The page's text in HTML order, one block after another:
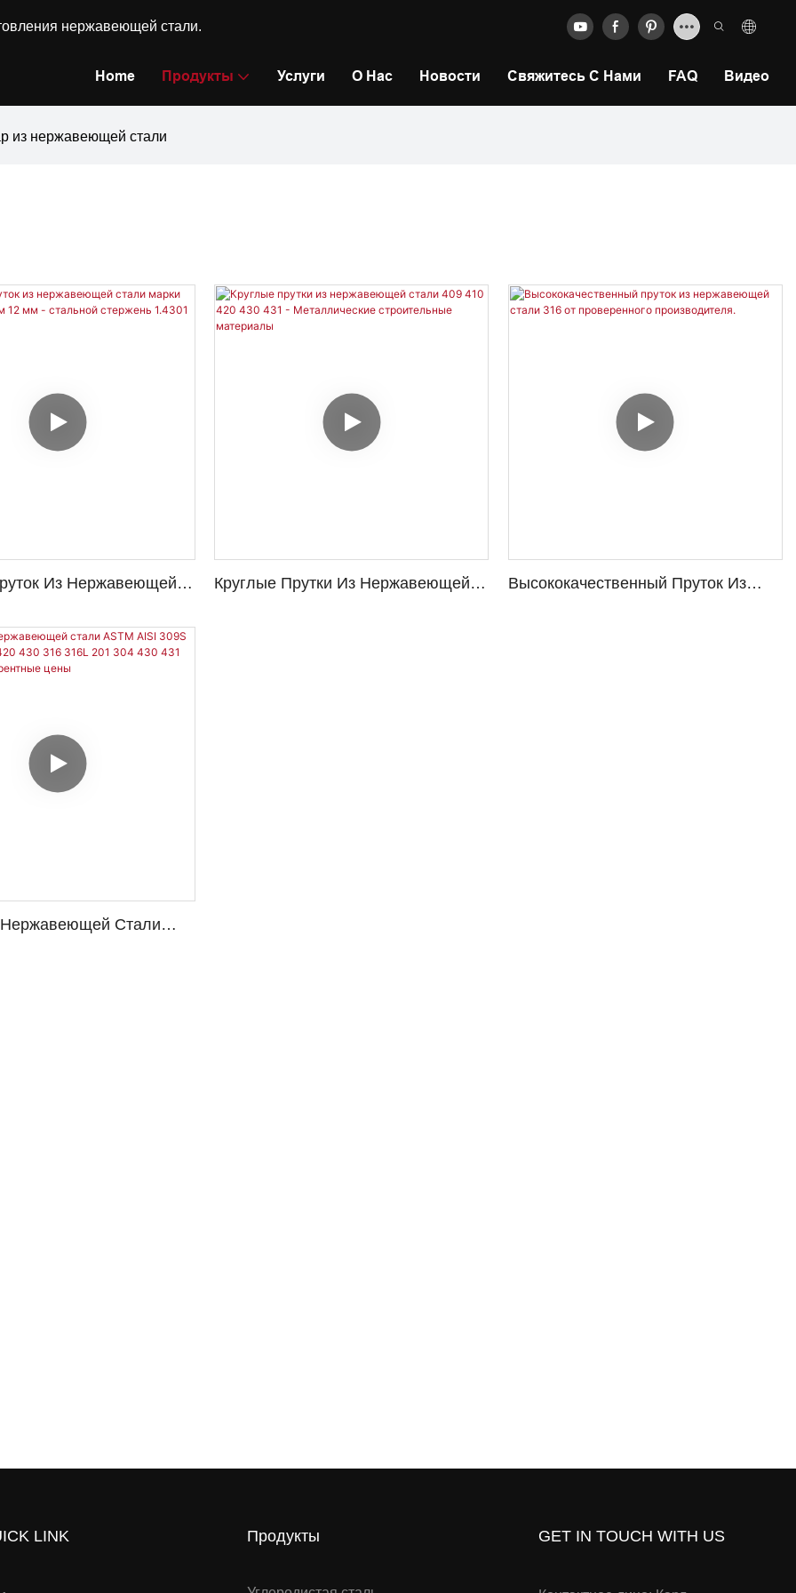
нержавеющей стали.
Home Продукты Услуги О Нас Новости Свяжитесь С Нами FAQ Видео
из нержавеющей стали
Из Нержавеющей
Стержень 1.4301 06cr18
Круглые Прутки Из Нержавеющей
Высококачественный Пруток Из
Нержавеющей Стали
LINK Продукты GET IN TOUCH WITH US